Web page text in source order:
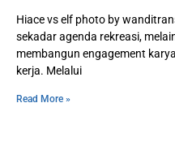
Hiace vs elf photo by
sekadar agenda rekreasi,
membangun engagement
kerja. Melalui
Read More »